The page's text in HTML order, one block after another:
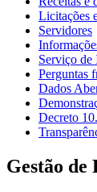
Licitações
Servidores
Serviço de
Perguntas
Dados
Decreto
Gestão de